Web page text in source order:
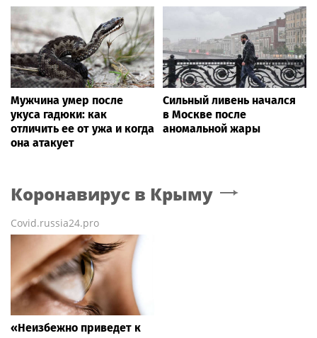
Мужчина умер после
укуса гадюки: как
отличить ее от ужа и когда
она атакует
Сильный ливень начался
в Москве после
аномальной жары
Коронавирус в Крыму
Covid.russia24.pro
«Неизбежно приведет к